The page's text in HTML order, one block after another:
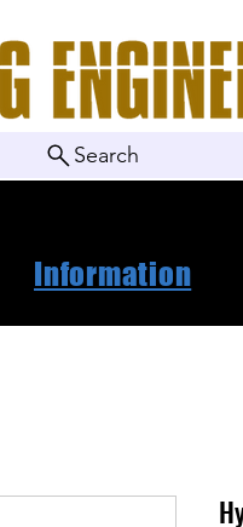
Search
Information